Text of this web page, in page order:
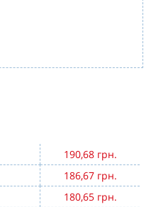
190,68 грн.
186,67 грн.
180,65 грн.